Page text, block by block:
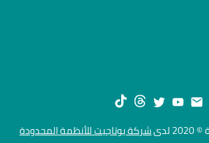
شركة يوتاجيت للأنظمة المحدودة